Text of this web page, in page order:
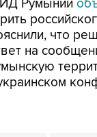
Румынии
что
на